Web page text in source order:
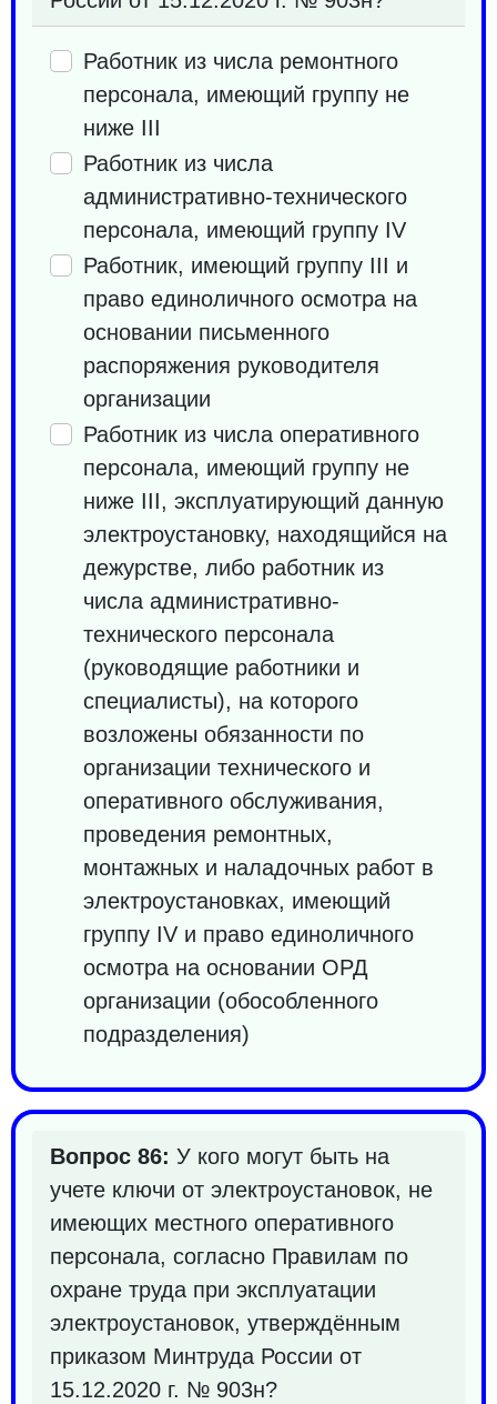
Работник из числа ремонтного
персонала, имеющий группу не
ниже III
Работник из числа
административно-технического
персонала, имеющий группу IV
Работник, имеющий группу III и
право единоличного осмотра на
основании письменного
распоряжения руководителя
организации
Работник из числа оперативного
персонала, имеющий группу не
ниже III, эксплуатирующий данную
электроустановку, находящийся на
дежурстве, либо работник из
числа административно-
технического персонала
(руководящие работники и
специалисты), на которого
возложены обязанности по
организации технического и
оперативного обслуживания,
проведения ремонтных,
монтажных и наладочных работ в
электроустановках, имеющий
группу IV и право единоличного
осмотра на основании ОРД
организации (обособленного
подразделения)
Вопрос 86: У кого могут быть на
учете ключи от электроустановок, не
имеющих местного оперативного
персонала, согласно Правилам по
охране труда при эксплуатации
электроустановок, утверждённым
приказом Минтруда России от
15.12.2020 г. № 903н?